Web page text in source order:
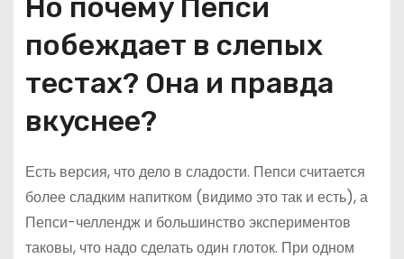
Но почему Пепси
побеждает в слепых
тестах? Она и правда
вкуснее?
Есть версия, что дело в сладости. Пепси считается
более сладким напитком (видимо это так и есть), а
Пепси-челлендж и большинство экспериментов
таковы, что надо сделать один глоток. При одном